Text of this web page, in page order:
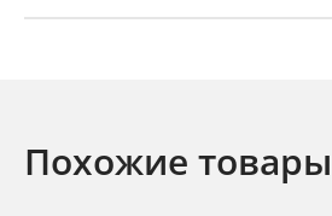
Похожие товары